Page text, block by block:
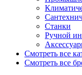
Станки
Ручной
Смотреть все
Смотреть все